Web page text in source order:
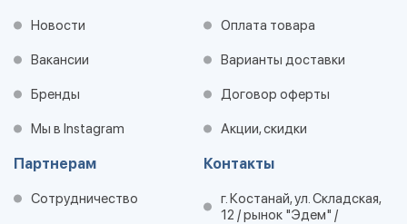
Новости
Вакансии
Бренды
Мы в Instagram
Оплата товара
Варианты доставки
Договор оферты
Акции, скидки
Партнерам
Сотрудничество
Контакты
г. Костанай, ул. Складская,
12 / рынок "Эдем" /